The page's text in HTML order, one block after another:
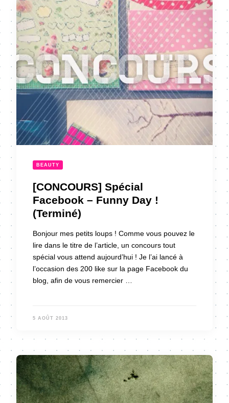
BEAUTY
[CONCOURS] Spécial
Facebook – Funny Day !
(Terminé)
Bonjour mes petits loups ! Comme vous pouvez le
lire dans le titre de l’article, un concours tout
spécial vous attend aujourd’hui ! Je l’ai lancé à
l’occasion des 200 like sur la page Facebook du
blog, afin de vous remercier …
5 AOÛT 2013